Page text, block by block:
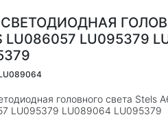
LU086057 LU095379
головного света Stels
LU095379 LU089064 LU095379